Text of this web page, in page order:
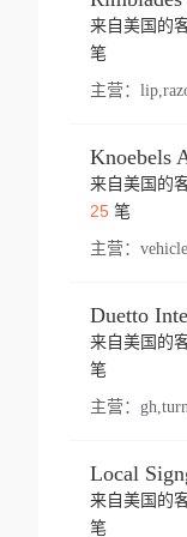
来自美国的
笔
主营：
来自美国的
25笔
主营：
来自美国的
笔
主营：
Local
来自美国的
笔